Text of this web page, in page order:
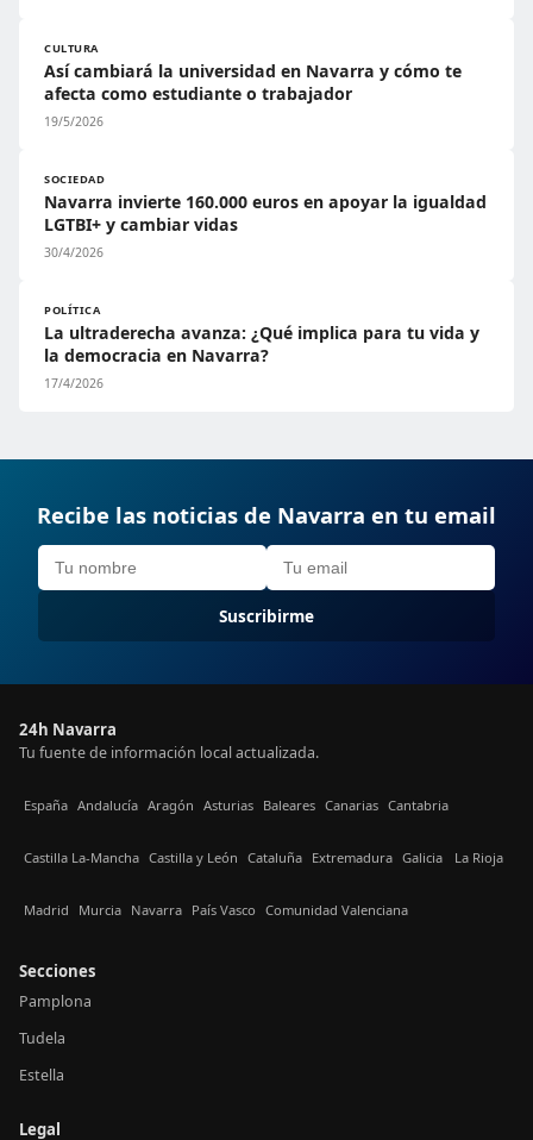
CULTURA
Así cambiará la universidad en Navarra y cómo te
afecta como estudiante o trabajador
19/5/2026
SOCIEDAD
Navarra invierte 160.000 euros en apoyar la igualdad
LGTBI+ y cambiar vidas
30/4/2026
POLÍTICA
La ultraderecha avanza: ¿Qué implica para tu vida y
la democracia en Navarra?
17/4/2026
Recibe las noticias de Navarra en tu email
Suscribirme
24h Navarra
Tu fuente de información local actualizada.
España Andalucía Aragón Asturias Baleares Canarias Cantabria
Castilla La-Mancha Castilla y León Cataluña Extremadura Galicia La Rioja
Madrid Murcia Navarra País Vasco Comunidad Valenciana
Secciones
Pamplona
Tudela
Estella
Legal